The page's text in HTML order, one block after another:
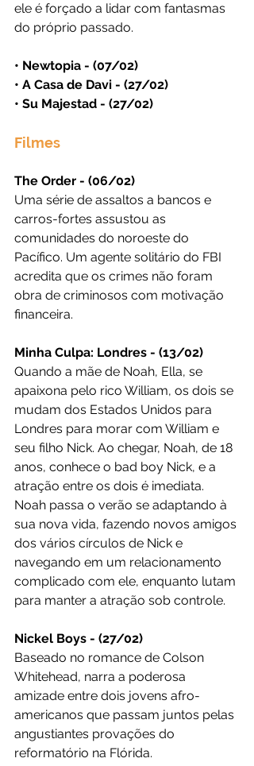
ele é forçado a lidar com fantasmas
do próprio passado.
• Newtopia - (07/02)
• A Casa de Davi - (27/02)
• Su Majestad - (27/02)
Filmes
The Order - (06/02)
Uma série de assaltos a bancos e
carros-fortes assustou as
comunidades do noroeste do
Pacífico. Um agente solitário do FBI
acredita que os crimes não foram
obra de criminosos com motivação
financeira.
Minha Culpa: Londres - (13/02)
Quando a mãe de Noah, Ella, se
apaixona pelo rico William, os dois se
mudam dos Estados Unidos para
Londres para morar com William e
seu filho Nick. Ao chegar, Noah, de 18
anos, conhece o bad boy Nick, e a
atração entre os dois é imediata.
Noah passa o verão se adaptando à
sua nova vida, fazendo novos amigos
dos vários círculos de Nick e
navegando em um relacionamento
complicado com ele, enquanto lutam
para manter a atração sob controle.
Nickel Boys - (27/02)
Baseado no romance de Colson
Whitehead, narra a poderosa
amizade entre dois jovens afro-
americanos que passam juntos pelas
angustiantes provações do
reformatório na Flórida.